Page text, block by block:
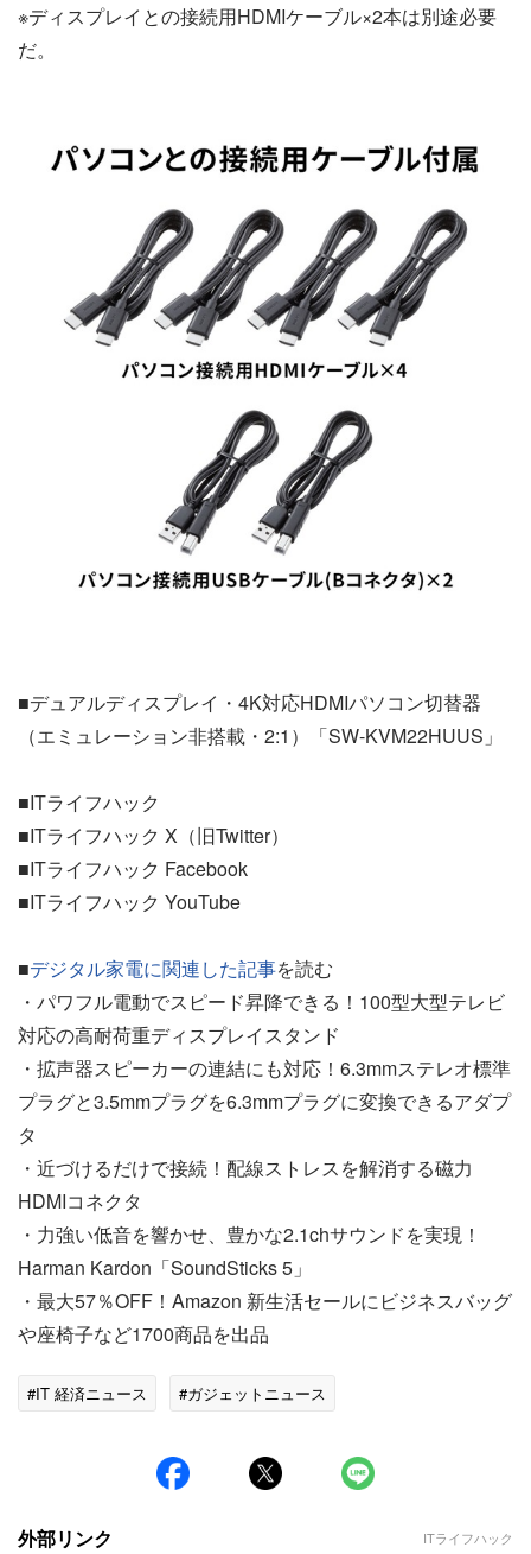
※ディスプレイとの接続用HDMIケーブル×2本は別途必要
だ。
■デュアルディスプレイ・4K対応HDMIパソコン切替器
（エミュレーション非搭載・2:1）「SW-KVM22HUUS」
■ITライフハック
■ITライフハック X（旧Twitter）
■ITライフハック Facebook
■ITライフハック YouTube
■デジタル家電に関連した記事を読む
・パワフル電動でスピード昇降できる！100型大型テレビ
対応の高耐荷重ディスプレイスタンド
・拡声器スピーカーの連結にも対応！6.3mmステレオ標準
プラグと3.5mmプラグを6.3mmプラグに変換できるアダプ
タ
・近づけるだけで接続！配線ストレスを解消する磁力
HDMIコネクタ
・力強い低音を響かせ、豊かな2.1chサウンドを実現！
Harman Kardon「SoundSticks 5」
・最大57％OFF！Amazon 新生活セールにビジネスバッグ
や座椅子など1700商品を出品
#IT 経済ニュース #ガジェットニュース
外部リンク ITライフハック